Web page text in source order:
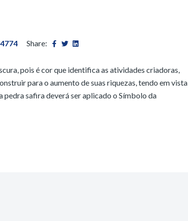
Share:
pois é cor que identifica as atividades criadoras,
para o aumento de suas riquezas, tendo em vista
pedra safira deverá ser aplicado o Símbolo da